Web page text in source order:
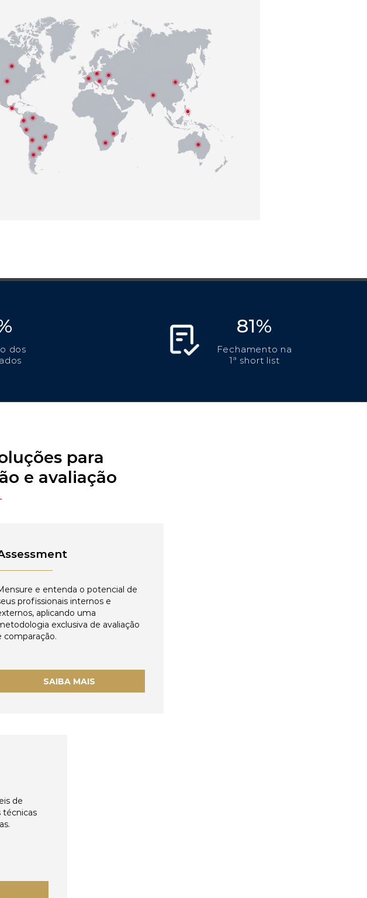
dos
81%
Fechamento na
1ª short list
para
e avaliação
e entenda o potencial de
profissionais internos e
aplicando uma
exclusiva de avaliação
comparação.
SAIBA MAIS
de
técnicas